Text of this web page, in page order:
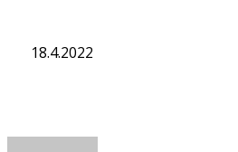
18.4.2022